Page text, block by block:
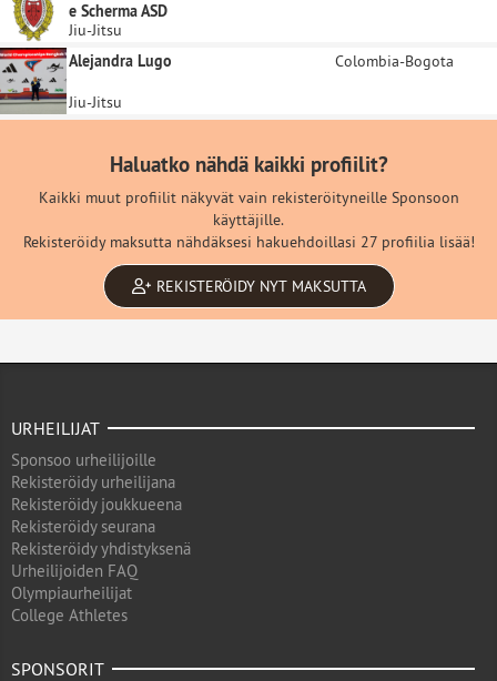
e Scherma ASD
Jiu-Jitsu
Alejandra Lugo
Colombia-Bogota
Jiu-Jitsu
Haluatko nähdä kaikki profiilit?
Kaikki muut profiilit näkyvät vain rekisteröityneille Sponsoon
käyttäjille.
Rekisteröidy maksutta nähdäksesi hakuehdoillasi 27 profiilia lisää!
REKISTERÖIDY NYT MAKSUTTA
URHEILIJAT
Sponsoo urheilijoille
Rekisteröidy urheilijana
Rekisteröidy joukkueena
Rekisteröidy seurana
Rekisteröidy yhdistyksenä
Urheilijoiden FAQ
Olympiaurheilijat
College Athletes
SPONSORIT